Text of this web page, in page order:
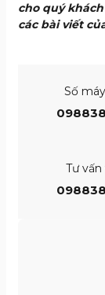
cho quý
các bài viết
Số
Tư vấn